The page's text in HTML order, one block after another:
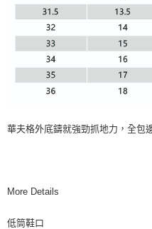
華夫格外底鑄就強勁抓地力，全包
More Details
低筒鞋口